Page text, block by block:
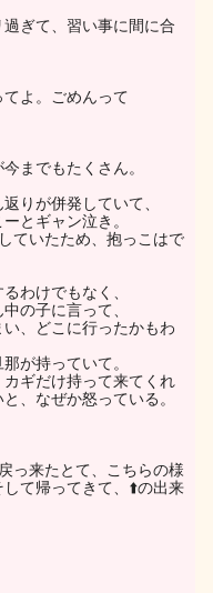
ぎて、習い事に間に合
よ。ごめんって
までもたくさん。
りが併発していて、
とギャン泣き。
ていたため、抱っこはで
わけでもなく、
の子に言って、
、どこに行ったかもわ
が持っていて。
カギだけ持って来てくれ
、なぜか怒っている。
っ来たとて、こちらの様
て帰ってきて、⬆️の出来